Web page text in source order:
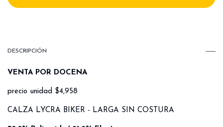
DESCRIPCIÓN
VENTA POR DOCENA
precio unidad $4,958
CALZA LYCRA BIKER - LARGA SIN COSTURA